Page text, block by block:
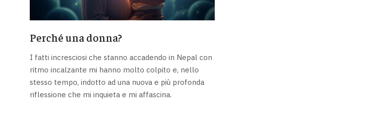
Perché una donna?
I fatti incresciosi che stanno accadendo in Nepal con
ritmo incalzante mi hanno molto colpito e, nello
stesso tempo, indotto ad una nuova e più profonda
riflessione che mi inquieta e mi affascina.